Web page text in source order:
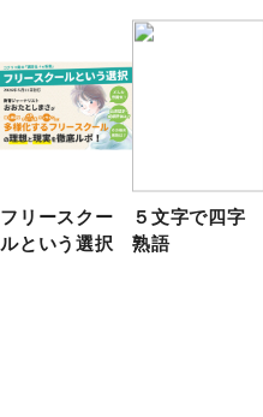
フリースクー
ルという選択
５文字で四字
熟語